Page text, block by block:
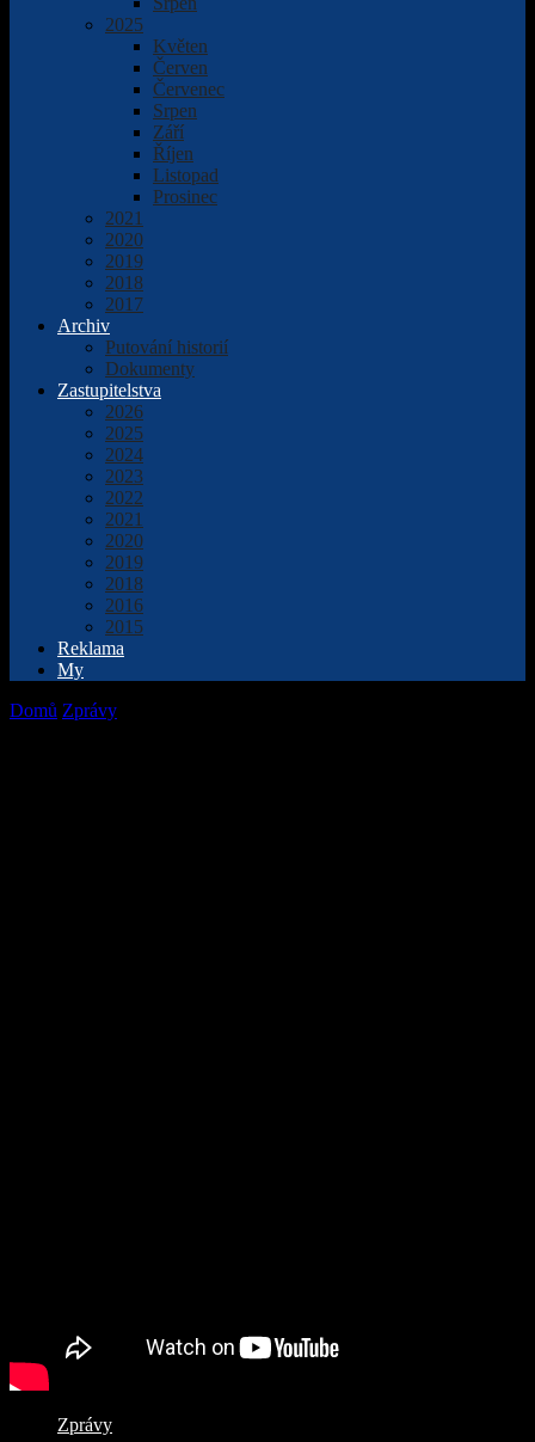
2025
Květen
Červen
Červenec
Srpen
Září
Říjen
Listopad
Prosinec
2021
2020
2019
2018
2017
Archiv
Putování historií
Dokumenty
Zastupitelstva
2026
2025
2024
2023
2022
2021
2020
2019
2018
2016
2015
Reklama
My
Domů Zprávy
Zprávy